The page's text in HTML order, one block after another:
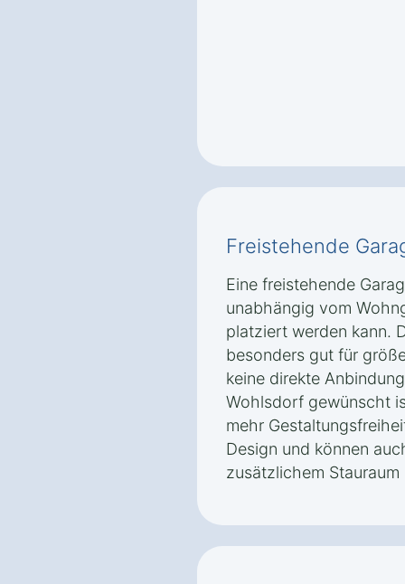
Freistehende
Eine freistehende
unabhängig vom
platziert werden kann.
besonders gut für
keine direkte
Wohlsdorf gewünscht
mehr
Design und können
zusätzlichem